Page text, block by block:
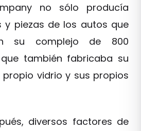
no sólo producía
y piezas de los autos que
su complejo de 800
también fabricaba su
vidrio y sus propios
diversos factores de